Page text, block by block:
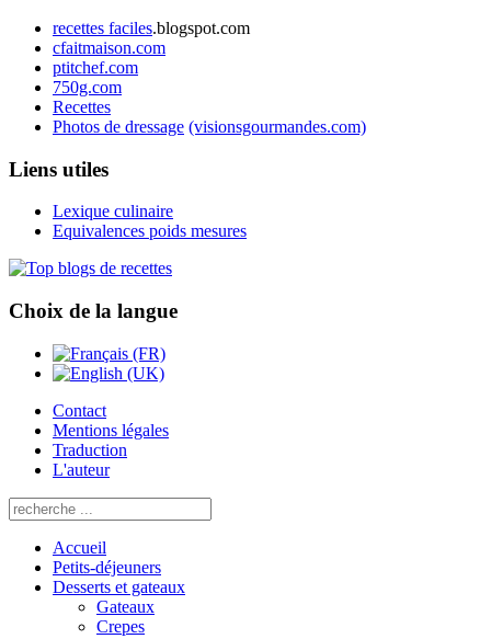
recettes faciles.blogspot.com
cfaitmaison.com
ptitchef.com
750g.com
Recettes
Photos de dressage (visionsgourmandes.com)
Liens utiles
Lexique culinaire
Equivalences poids mesures
Choix de la langue
Contact
Mentions légales
Traduction
L'auteur
Accueil
Petits-déjeuners
Desserts et gateaux
Gateaux
Crepes